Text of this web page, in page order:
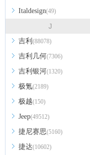
Italdesign(49)
J
吉利 (88078)
吉利几何(7306)
吉利银河(1320)
极氪(2189)
极越(150)
Jeep(49512)
捷尼赛思(5160)
捷达(10602)